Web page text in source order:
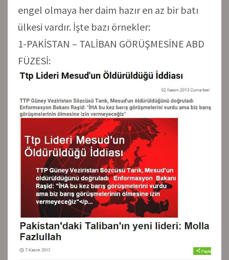
engel olmaya her daim hazır en az bir batı
ülkesi vardır. İşte bazı örnekler:
1-PAKİSTAN – TALİBAN GÖRÜŞMESİNE ABD
FÜZESİ: